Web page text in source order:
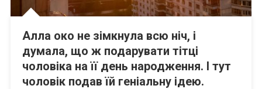
Алла око не зімкнула всю ніч, і
думала, що ж подарувати тітці
чоловіка на її день народження. І тут
чоловік подав їй геніальну ідею.